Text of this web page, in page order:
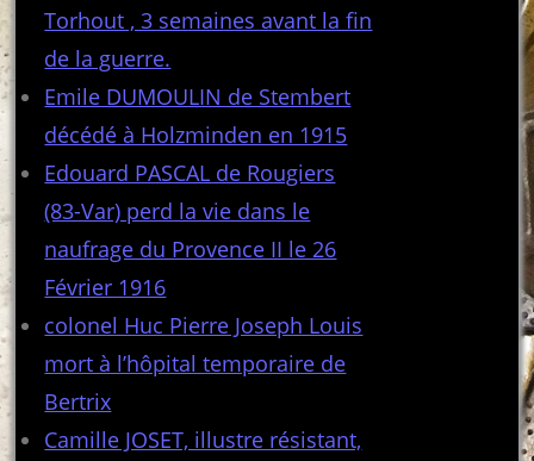
Torhout , 3 semaines avant la fin
de la guerre.
Emile DUMOULIN de Stembert
décédé à Holzminden en 1915
Edouard PASCAL de Rougiers
(83-Var) perd la vie dans le
naufrage du Provence II le 26
Février 1916
colonel Huc Pierre Joseph Louis
mort à l’hôpital temporaire de
Bertrix
Camille JOSET, illustre résistant,